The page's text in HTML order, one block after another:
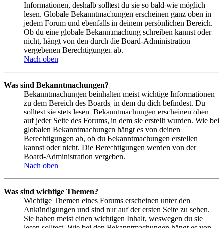
Informationen, deshalb solltest du sie so bald wie möglich
lesen. Globale Bekanntmachungen erscheinen ganz oben in
jedem Forum und ebenfalls in deinem persönlichen Bereich.
Ob du eine globale Bekanntmachung schreiben kannst oder
nicht, hängt von den durch die Board-Administration
vergebenen Berechtigungen ab.
Nach oben
Was sind Bekanntmachungen?
Bekanntmachungen beinhalten meist wichtige Informationen
zu dem Bereich des Boards, in dem du dich befindest. Du
solltest sie stets lesen. Bekanntmachungen erscheinen oben
auf jeder Seite des Forums, in dem sie erstellt wurden. Wie bei
globalen Bekanntmachungen hängt es von deinen
Berechtigungen ab, ob du Bekanntmachungen erstellen
kannst oder nicht. Die Berechtigungen werden von der
Board-Administration vergeben.
Nach oben
Was sind wichtige Themen?
Wichtige Themen eines Forums erscheinen unter den
Ankündigungen und sind nur auf der ersten Seite zu sehen.
Sie haben meist einen wichtigen Inhalt, weswegen du sie